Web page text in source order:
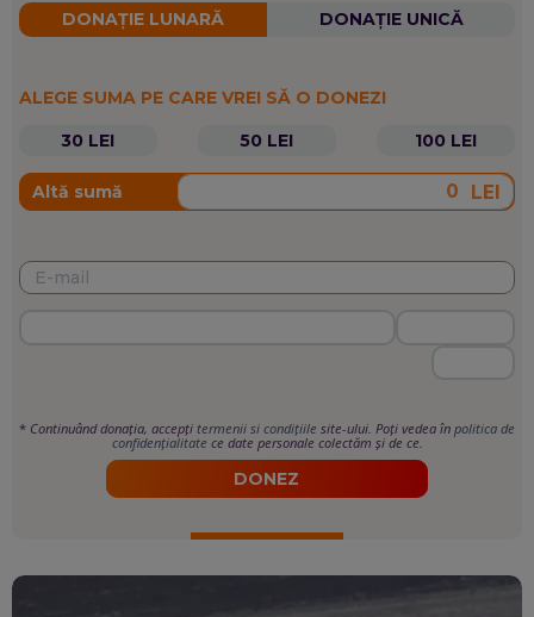
DONAȚIE LUNARĂ DONAȚIE UNICĂ
ALEGE SUMA PE CARE VREI SĂ O DONEZI
30 LEI
50 LEI 100 LEI
Altă sumă LEI
* Continuând donația, accepți termenii si condițiile site-ului. Poți vedea în politica de
confidențialitate ce date personale colectăm și de ce.
DONEZ